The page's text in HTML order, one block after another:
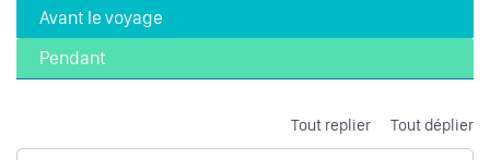
Avant le voyage
Pendant
Tout replier Tout déplier